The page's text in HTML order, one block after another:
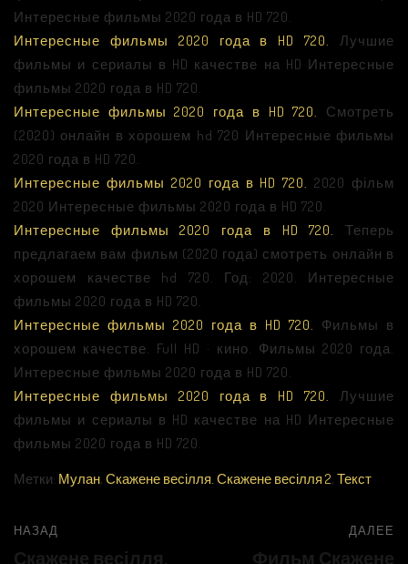
Интересные фильмы 2020 года в HD 720.
Интересные фильмы 2020 года в HD 720.
Лучшие
фильмы и сериалы в HD качестве на HD Интересные
фильмы 2020 года в HD 720.
Интересные фильмы 2020 года в HD 720.
Смотреть
(2020) онлайн в хорошем hd 720 Интересные фильмы
2020 года в HD 720.
Интересные фильмы 2020 года в HD 720.
2020 фільм
2020 Интересные фильмы 2020 года в HD 720.
Интересные фильмы 2020 года в HD 720.
Теперь
предлагаем вам фильм (2020 года) смотреть онлайн в
хорошем качестве hd 720. Год: 2020. Интересные
фильмы 2020 года в HD 720.
Интересные фильмы 2020 года в HD 720.
Фильмы в
хорошем качестве. Full HD · кино. Фильмы 2020 года.
Интересные фильмы 2020 года в HD 720.
Интересные фильмы 2020 года в HD 720.
Лучшие
фильмы и сериалы в HD качестве на HD Интересные
фильмы 2020 года в HD 720.
Метки: Мулан, Скажене весілля. Скажене весілля 2, Текст
НАЗАД
Скажене весілля.
ДАЛЕЕ
Фильм Скажене